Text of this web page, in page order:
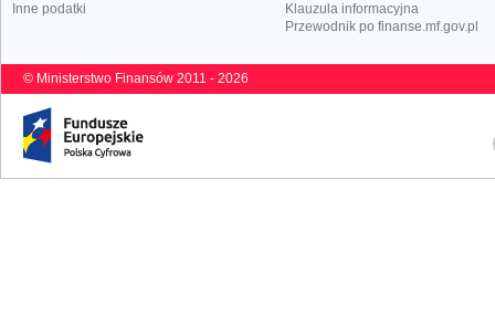
Inne podatki
Klauzula informacyjna
Przewodnik po finanse.mf.gov.pl
© Ministerstwo Finansów 2011 - 2026